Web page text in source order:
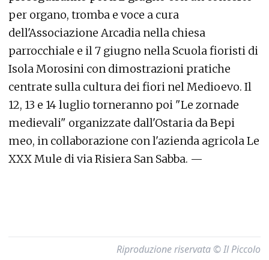
per organo, tromba e voce a cura
dell'Associazione Arcadia nella chiesa
parrocchiale e il 7 giugno nella Scuola fioristi di
Isola Morosini con dimostrazioni pratiche
centrate sulla cultura dei fiori nel Medioevo. Il
12, 13 e 14 luglio torneranno poi "Le zornade
medievali" organizzate dall'Ostaria da Bepi
meo, in collaborazione con l'azienda agricola Le
XXX Mule di via Risiera San Sabba. —
Riproduzione riservata © Il Piccolo